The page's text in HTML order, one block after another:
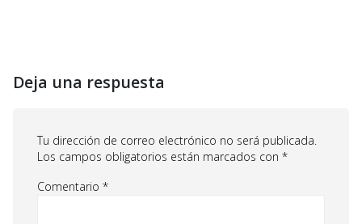
Deja una respuesta
Tu dirección de correo electrónico no será publicada.
Los campos obligatorios están marcados con *
Comentario *